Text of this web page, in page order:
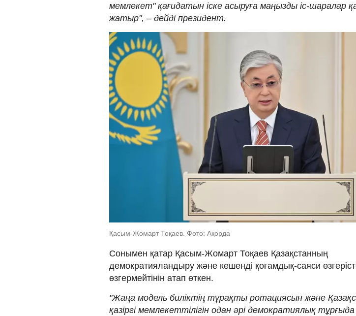
мемлекет" қағидатын іске асыруға маңызды іс-шаралар
жатыр", – дейді президент.
Қасым-Жомарт Тоқаев. Фото: Ақорда
Сонымен қатар Қасым-Жомарт Тоқаев Қазақстанның
демократияландыру және кешенді қоғамдық-саяси
өзгермейтінін атап өткен.
"Жаңа модель биліктің тұрақты ротациясын және
қазіргі мемлекеттілігін одан әрі демократиялық